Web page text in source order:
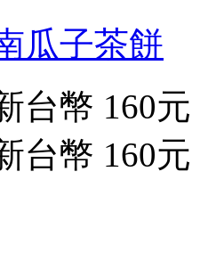
瓜子茶餅
台幣 160元
台幣 160元